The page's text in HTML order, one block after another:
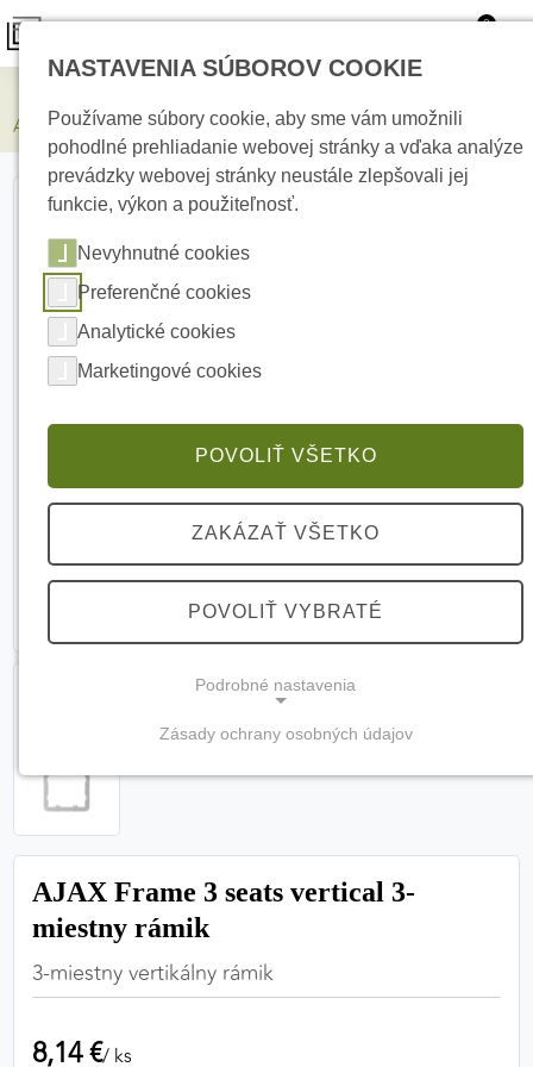
0
AJAX Frame 3 seats vertical 3-miestny rámik
AJAX Frame 3 seats vertical 3-
miestny rámik
3-miestny vertikálny rámik
8,14 €/ ks
NASTAVENIA SÚBOROV COOKIE
Používame súbory cookie, aby sme vám umožnili
pohodlné prehliadanie webovej stránky a vďaka analýze
prevádzky webovej stránky neustále zlepšovali jej
funkcie, výkon a použiteľnosť.
Nevyhnutné cookies
Preferenčné cookies
Analytické cookies
Marketingové cookies
POVOLIŤ VŠETKO
ZAKÁZAŤ VŠETKO
POVOLIŤ VYBRATÉ
Podrobné nastavenia
Tieto cookies sú potrebné na správne fungovanie
zabezpečiť jej plnú funkčnosť.
PREFERENČNÉ COOKIES
Zásady ochrany osobných údajov